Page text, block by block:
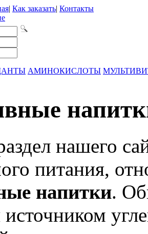
| Как заказать| Контакты
АМИНОКИСЛОТЫ
нашего
питания,
напитки.
источником